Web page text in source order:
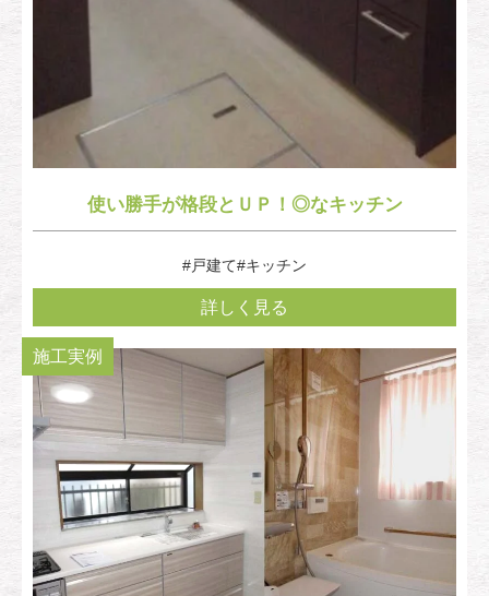
使い勝手が格段とＵＰ！◎なキッチン
#戸建て#キッチン
詳しく見る
施工実例